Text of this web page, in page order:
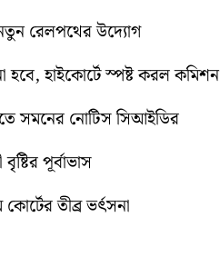
রেলপথের উদ্যোগ
হাইকোর্টে স্পষ্ট করল কমিশন
সমনের নোটিস সিআইডির
পূর্বাভাস
তীব্র ভর্ৎসনা